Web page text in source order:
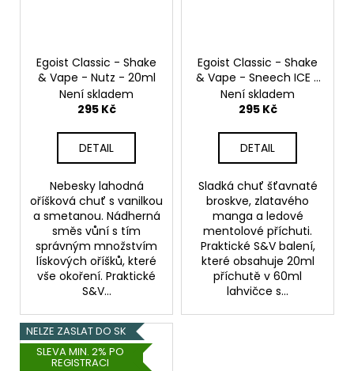
Egoist Classic - Shake
& Vape - Nutz - 20ml
Není skladem
295 Kč
DETAIL
Nebesky lahodná
oříšková chuť s vanilkou
a smetanou. Nádherná
směs vůní s tím
správným množstvím
lískových oříšků, které
vše okoření. Praktické
S&V...
Egoist Classic - Shake
& Vape - Sneech ICE -
20ml
Není skladem
295 Kč
DETAIL
Sladká chuť šťavnaté
broskve, zlatavého
manga a ledové
mentolové příchuti.
Praktické S&V balení,
které obsahuje 20ml
příchutě v 60ml
lahvičce s...
NELZE ZASLAT DO SK
SLEVA MIN. 2% PO
REGISTRACI